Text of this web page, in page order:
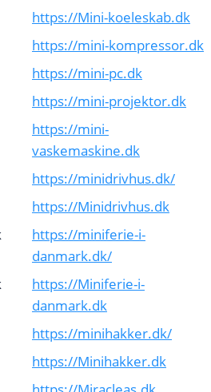
https://Mini-koeleskab.dk
https://mini-kompressor.dk
https://mini-pc.dk
https://mini-projektor.dk
https://mini-
vaskemaskine.dk
https://minidrivhus.dk/
https://Minidrivhus.dk
https://miniferie-i-
danmark.dk/
https://Miniferie-i-
danmark.dk
https://minihakker.dk/
https://Minihakker.dk